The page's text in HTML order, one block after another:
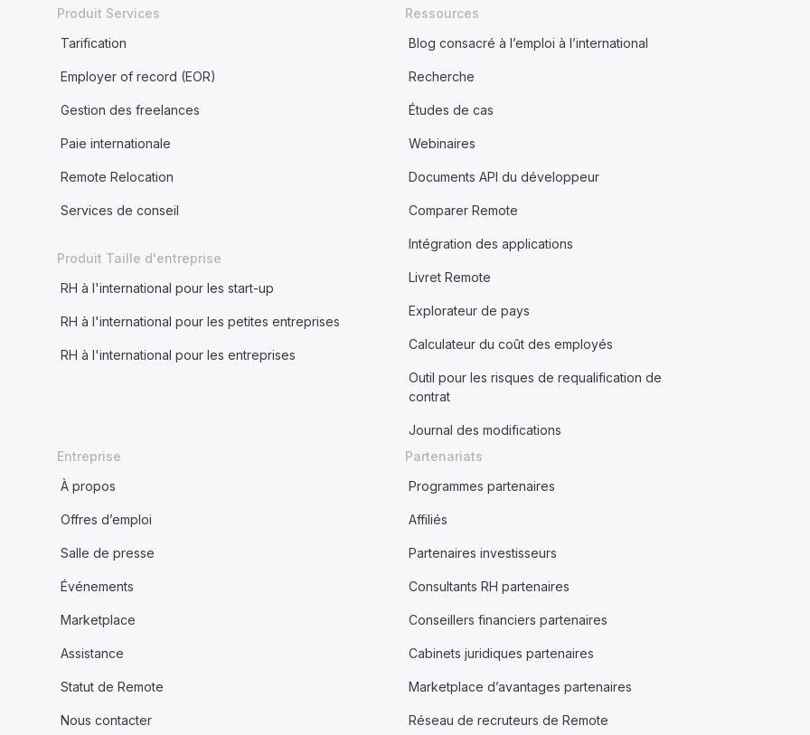
Produit Services
Tarification
Employer of record (EOR)
Gestion des freelances
Paie internationale
Remote Relocation
Services de conseil
Produit Taille d'entreprise
RH à l'international pour les start-up
RH à l'international pour les petites entreprises
RH à l'international pour les entreprises
Ressources
Blog consacré à l’emploi à l’international
Recherche
Études de cas
Webinaires
Documents API du développeur
Comparer Remote
Intégration des applications
Livret Remote
Explorateur de pays
Calculateur du coût des employés
Outil pour les risques de requalification de
contrat
Journal des modifications
Entreprise
À propos
Offres d’emploi
Salle de presse
Événements
Marketplace
Assistance
Statut de Remote
Nous contacter
Partenariats
Programmes partenaires
Affiliés
Partenaires investisseurs
Consultants RH partenaires
Conseillers financiers partenaires
Cabinets juridiques partenaires
Marketplace d’avantages partenaires
Réseau de recruteurs de Remote